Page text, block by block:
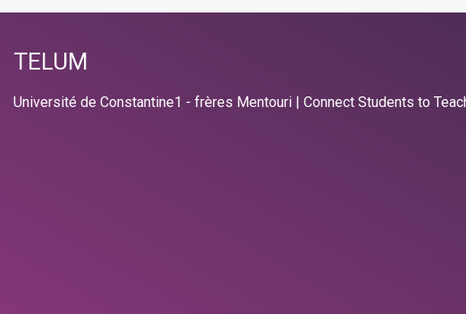
TELUM
Université de Constantine1 - frères Mentouri | Connect Students to